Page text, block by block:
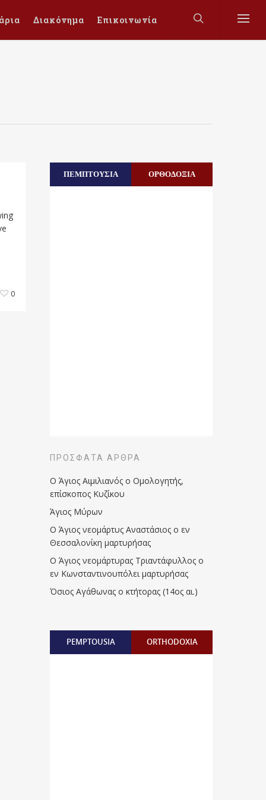
Διακόνημα Επικοινωνία
0
ΠΕΜΠΤΟΥΣΙΑ ΟΡΘΟΔΟΞΙΑ
ΠΡΌΣΦΑΤΑ ΆΡΘΡΑ
Ο Άγιος Αιμιλιανός ο Ομολογητής,
επίσκοπος Κυζίκου
Άγιος Μύρων
Ο Άγιος νεομάρτυς Αναστάσιος ο εν
Θεσσαλονίκη μαρτυρήσας
Ο Άγιος νεομάρτυρας Τριαντάφυλλος ο
εν Κωνσταντινουπόλει μαρτυρήσας
Όσιος Αγάθωνας ο κτήτορας (14ος αι.)
PEMPTOUSIA ORTHODOXIA